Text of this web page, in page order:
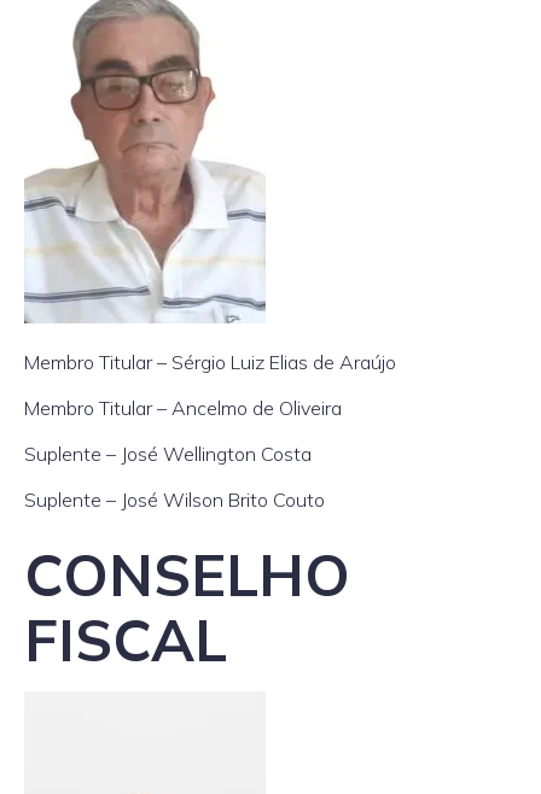
Membro Titular – Sérgio Luiz Elias de Araújo
Membro Titular – Ancelmo de Oliveira
Suplente – José Wellington Costa
Suplente – José Wilson Brito Couto
CONSELHO
FISCAL